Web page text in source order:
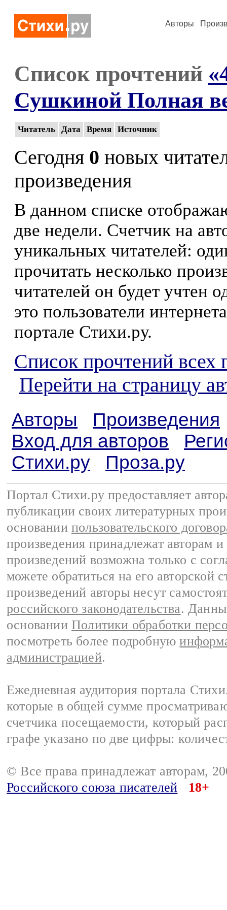
Авторы
Список прочтений
Сушкиной Полная
Читатель Дата Время Источник
Сегодня 0 новых
произведения
В данном списке
две недели. Счетчик на
уникальных читателей:
прочитать несколько
читателей он будет учтен
это пользователи
портале Стихи.ру.
Список прочтений всех
Перейти на страницу
Авторы
Произведения
Вход для авторов
Стихи.ру
Проза.ру
Портал Стихи.ру предоставляет
публикации своих литературных
основании пользовательского
произведения принадлежат авторам
произведений возможна только с
можете обратиться на его авторской
произведений авторы несут
российского законодательства.
основании Политики обработки
посмотреть более подробную
администрацией.
Ежедневная аудитория портала
которые в общей сумме
счетчика посещаемости, который
графе указано по две цифры:
© Все права принадлежат авторам,
Российского союза писателей
18+